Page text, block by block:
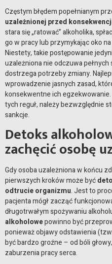
Częstym błędem popełnianym
uzależnionej przed
stara się „ratować” alkoholika,
go w pracy lub przymykając oko
Niestety, takie postępowanie
uzależniona nie odczuwa
dostrzega potrzeby zmiany.
wprowadzenie jasnych zasad,
konsekwentne ich
tych reguł, należy bezwzględnie
sankcje.
Detoks
zachęcić osobę
Gdy osoba uzależniona w końcu
pierwszych kroków może być
odtrucie organizmu. Jest to
pacjenta mógł zacząć
długotrwałym spożywaniu
alkoholowepowinno być
ponieważ objawy odstawienia (tzw.
być bardzo groźne – od bóli
zaburzenia pracy serca.